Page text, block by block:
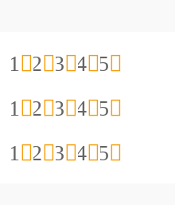
5
4
3
2
1
5
4
3
2
1
5
4
3
2
1